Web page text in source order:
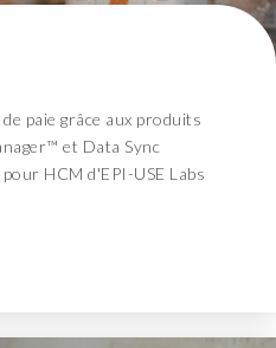
paie grâce aux produits
et Data Sync
HCM d'EPI-USE Labs